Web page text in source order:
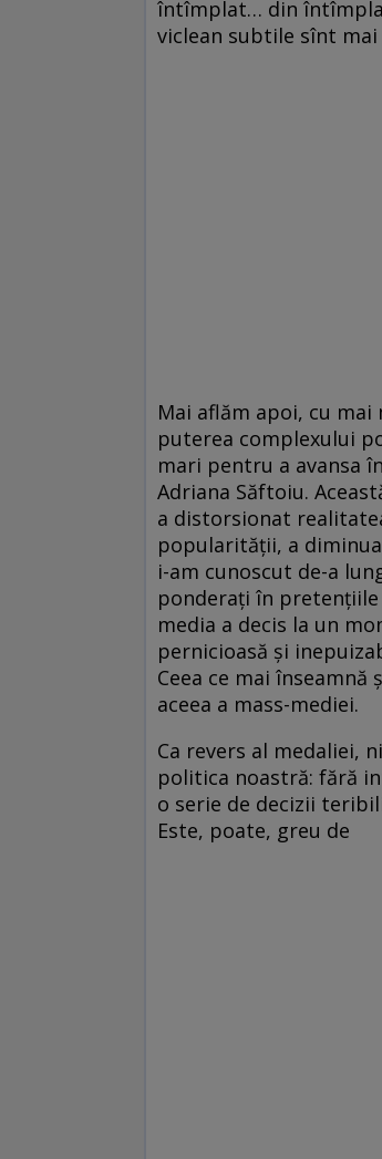
întîmplat… din
viclean subtile sînt
Mai aflăm apoi, cu
puterea complexului
mari pentru a avansa
Adriana Săftoiu.
a distorsionat
popularităţii, a
i-am cunoscut de-a
ponderaţi în
media a decis la un
pernicioasă şi
Ceea ce mai
aceea a mass-mediei.
Ca revers al medaliei,
politica noastră: fără
o serie de decizii
Este, poate, greu de